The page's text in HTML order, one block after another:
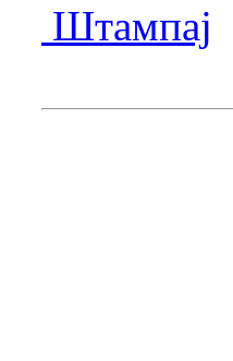
Штампај